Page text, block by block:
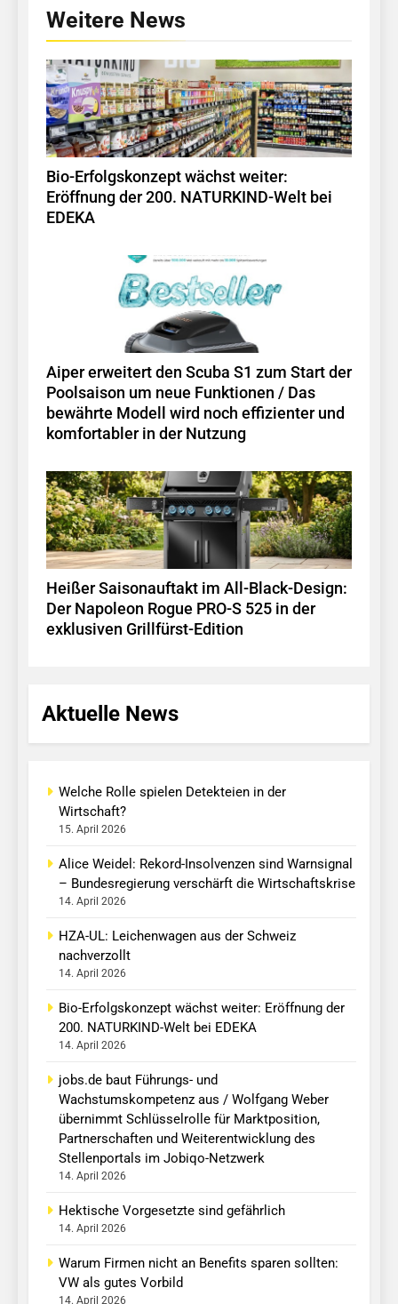
Weitere News
Bio-Erfolgskonzept wächst weiter:
Eröffnung der 200. NATURKIND-Welt bei
EDEKA
Aiper erweitert den Scuba S1 zum Start der
Poolsaison um neue Funktionen / Das
bewährte Modell wird noch effizienter und
komfortabler in der Nutzung
Heißer Saisonauftakt im All-Black-Design:
Der Napoleon Rogue PRO-S 525 in der
exklusiven Grillfürst-Edition
Aktuelle News
Welche Rolle spielen Detekteien in der
Wirtschaft?
15. April 2026
Alice Weidel: Rekord-Insolvenzen sind Warnsignal
– Bundesregierung verschärft die Wirtschaftskrise
14. April 2026
HZA-UL: Leichenwagen aus der Schweiz
nachverzollt
14. April 2026
Bio-Erfolgskonzept wächst weiter: Eröffnung der
200. NATURKIND-Welt bei EDEKA
14. April 2026
jobs.de baut Führungs- und
Wachstumskompetenz aus / Wolfgang Weber
übernimmt Schlüsselrolle für Marktposition,
Partnerschaften und Weiterentwicklung des
Stellenportals im Jobiqo-Netzwerk
14. April 2026
Hektische Vorgesetzte sind gefährlich
14. April 2026
Warum Firmen nicht an Benefits sparen sollten:
VW als gutes Vorbild
14. April 2026